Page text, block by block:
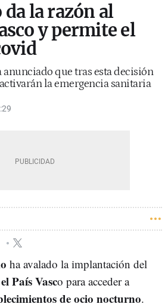
la razón al
y permite el
anunciado que tras esta decisión
la emergencia sanitaria
ha avalado la implantación del
País Vasco para acceder a
de ocio nocturno.